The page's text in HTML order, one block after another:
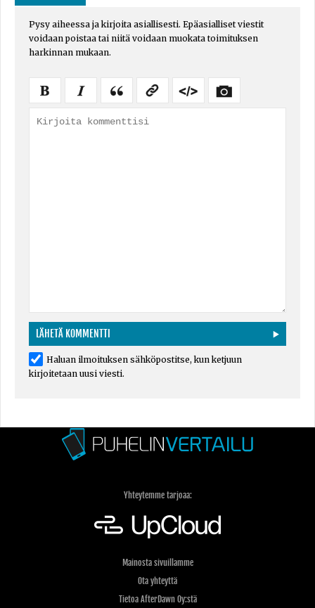
Pysy aiheessa ja kirjoita asiallisesti. Epäasialliset viestit
voidaan poistaa tai niitä voidaan muokata toimituksen
harkinnan mukaan.
Haluan ilmoituksen sähköpostitse, kun ketjuun
kirjoitetaan uusi viesti.
Yhteytemme tarjoaa:
Mainosta sivuillamme
Ota yhteyttä
Tietoa AfterDawn Oy:stä